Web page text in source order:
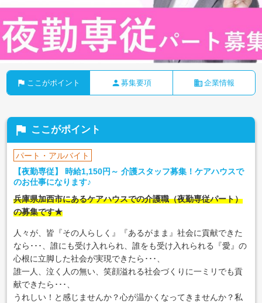
flag ここがポイント person 募集要項 business 企業情報
flag ここがポイント
パート・アルバイト
【夜勤専従】 時給1,150円～ 介護スタッフ募集！ケアハウスで
のお仕事になります♪
兵庫県加西市にあるケアハウスでの介護職（夜勤専従パート）
の募集です★
人々が、皆『その人らしく』『あるがまま』社会に貢献できた
なら･･･、誰にも受け入れられ、誰をも受け入れられる『愛』の
心根に立脚した社会が実現できたら･･･、
誰一人、泣く人の無い、笑顔溢れる社会づくりに一ミリでも貢
献できたら･･･、
うれしい！と感じませんか？心が温かくなってきませんか？私